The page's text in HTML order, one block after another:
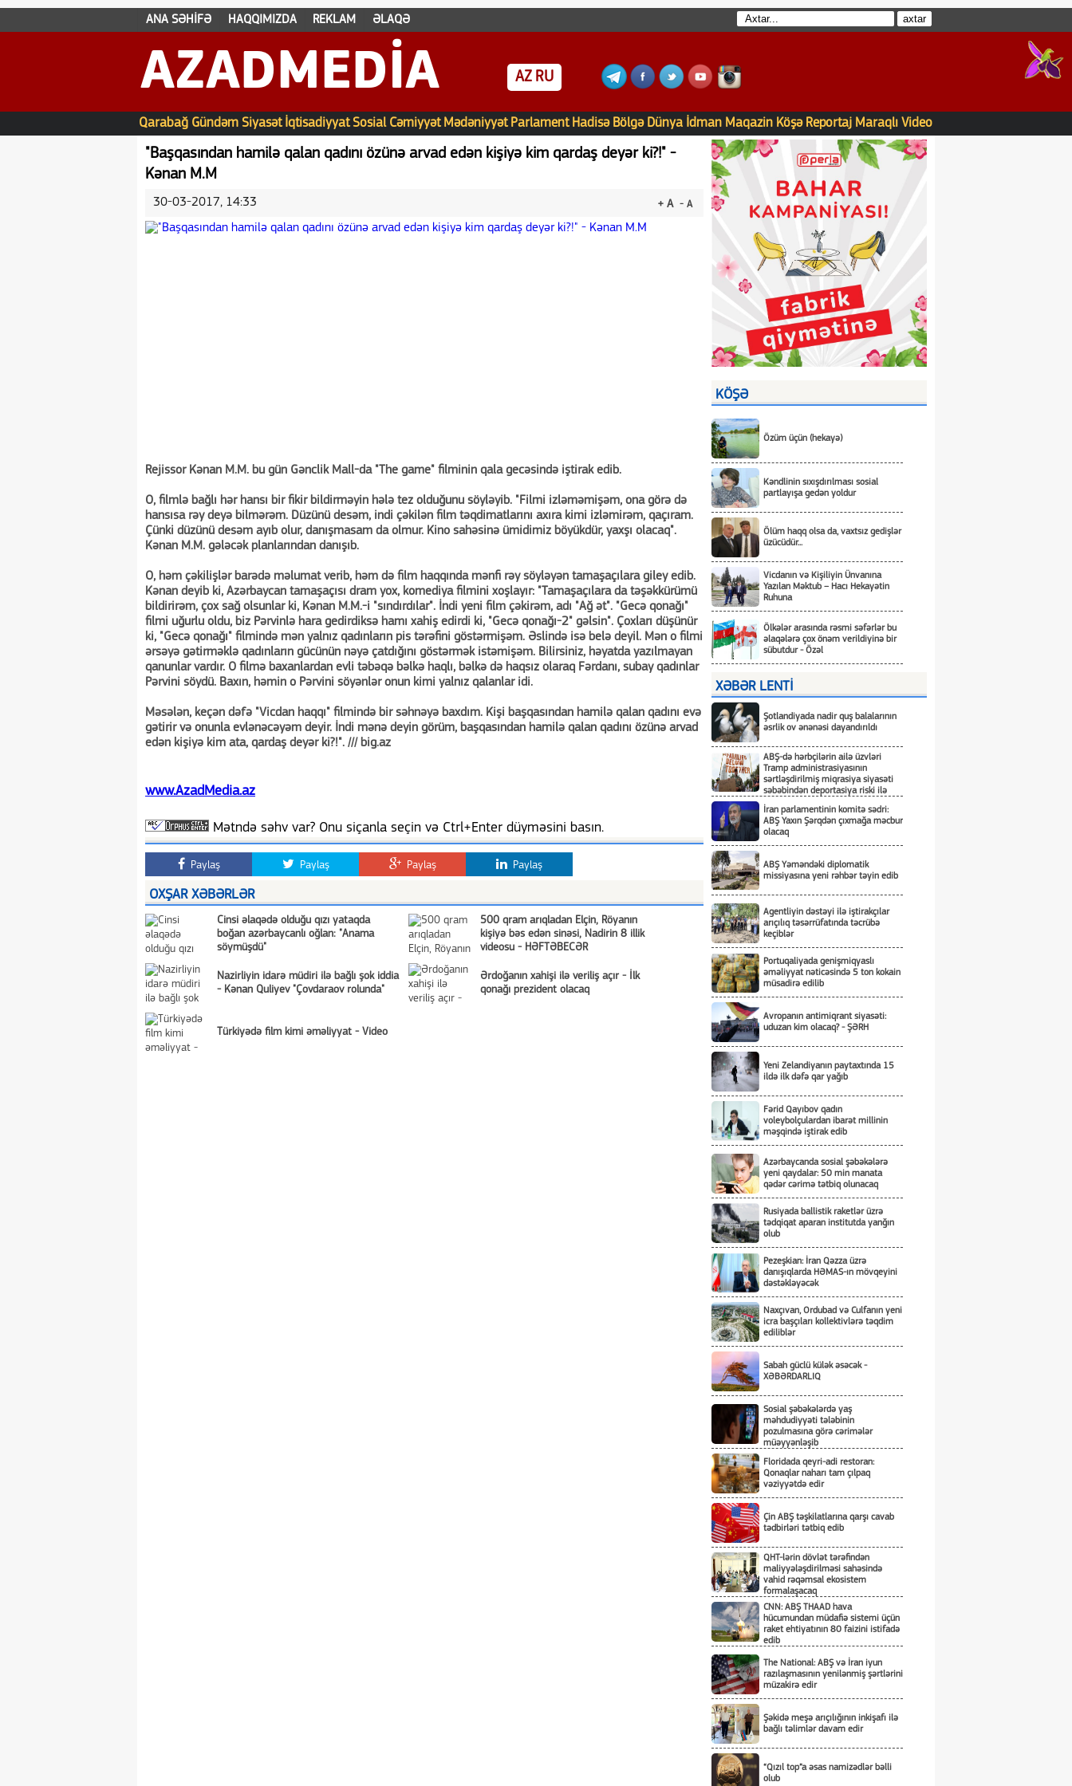
ANA SƏHİFƏ HAQQIMIZDA REKLAM ƏLAQƏ
AZADMEDIA AZ RU
Qarabağ Gündəm Siyasət İqtisadiyyat Sosial Cəmiyyət Mədəniyyət Parlament Hadisə Bölgə Dünya İdman Maqazin Köşə Reportaj Maraqlı Video
"Başqasından hamilə qalan qadını özünə arvad edən kişiyə kim qardaş deyər ki?!" -
Kənan M.M
+ A - A
30-03-2017, 14:33
Rejissor Kənan M.M. bu gün Gənclik Mall-da "The game" filminin qala gecəsində iştirak edib.
O, filmlə bağlı hər hansı bir fikir bildirməyin hələ tez olduğunu söyləyib. "Filmi izləməmişəm, ona görə də
hansısa rəy deyə bilmərəm. Düzünü desəm, indi çəkilən film təqdimatlarını axıra kimi izləmirəm, qaçıram.
Çünki düzünü desəm ayıb olur, danışmasam da olmur. Kino sahəsinə ümidimiz böyükdür, yaxşı olacaq".
Kənan M.M. gələcək planlarından danışıb.
O, həm çəkilişlər barədə məlumat verib, həm də film haqqında mənfi rəy söyləyən tamaşaçılara giley edib.
Kənan deyib ki, Azərbaycan tamaşaçısı dram yox, komediya filmini xoşlayır: "Tamaşaçılara da təşəkkürümü
bildirirəm, çox sağ olsunlar ki, Kənan M.M.-i "sındırdılar". İndi yeni film çəkirəm, adı "Ağ ət". "Gecə qonağı"
filmi uğurlu oldu, biz Pərvinlə hara gedirdiksə hamı xahiş edirdi ki, "Gecə qonağı-2" gəlsin". Çoxları düşünür
ki, "Gecə qonağı" filmində mən yalnız qadınların pis tərəfini göstərmişəm. Əslində isə belə deyil. Mən o filmi
ərsəyə gətirməklə qadınların gücünün nəyə çatdığını göstərmək istəmişəm. Bilirsiniz, həyatda yazılmayan
qanunlar vardır. O filmə baxanlardan evli təbəqə bəlkə haqlı, bəlkə də haqsız olaraq Fərdanı, subay qadınlar
Pərvini söydü. Baxın, həmin o Pərvini söyənlər onun kimi yalnız qalanlar idi.
Məsələn, keçən dəfə "Vicdan haqqı" filmində bir səhnəyə baxdım. Kişi başqasından hamilə qalan qadını evə
gətirir və onunla evlənəcəyəm deyir. İndi mənə deyin görüm, başqasından hamilə qalan qadını özünə arvad
edən kişiyə kim ata, qardaş deyər ki?!". /// big.az
www.AzadMedia.az
Mətndə səhv var? Onu siçanla seçin və Ctrl+Enter düyməsini basın.
Paylaş Paylaş Paylaş Paylaş
OXŞAR XƏBƏRLƏR
Cinsi əlaqədə olduğu qızı yataqda
boğan azərbaycanlı oğlan: "Anama
söymüşdü"
500 qram arıqladan Elçin, Röyanın
kişiyə bəs edən sinəsi, Nadirin 8 illik
videosu - HƏFTƏBECƏR
Nazirliyin idarə müdiri ilə bağlı şok iddia
- Kənan Quliyev "Çovdaraov rolunda"
Ərdoğanın xahişi ilə veriliş açır - İlk
qonağı prezident olacaq
Türkiyədə film kimi əməliyyat - Video
KÖŞƏ
Özüm üçün (hekayə)
Kəndlinin sıxışdırılması sosial
partlayışa gedən yoldur
Ölüm haqq olsa da, vaxtsız gedişlər
üzücüdür...
Vicdanın və Kişiliyin Ünvanına
Yazılan Məktub – Hacı Hekayətin
Ruhuna
Ölkələr arasında rəsmi səfərlər bu
əlaqələrə çox önəm verildiyinə bir
sübutdur - Özəl
XƏBƏR LENTİ
Şotlandiyada nadir quş balalarının
əsrlik ov ənənəsi dayandırıldı
ABŞ-də hərbçilərin ailə üzvləri
Tramp administrasiyasının
sərtləşdirilmiş miqrasiya siyasəti
səbəbindən deportasiya riski ilə
üzləşiblər
İran parlamentinin komitə sədri:
ABŞ Yaxın Şərqdən çıxmağa məcbur
olacaq
ABŞ Yəməndəki diplomatik
missiyasına yeni rəhbər təyin edib
Agentliyin dəstəyi ilə iştirakçılar
arıçılıq təsərrüfatında təcrübə
keçiblər
Portuqaliyada genişmiqyaslı
əməliyyat nəticəsində 5 ton kokain
müsadirə edilib
Avropanın antimiqrant siyasəti:
uduzan kim olacaq? - ŞƏRH
Yeni Zelandiyanın paytaxtında 15
ildə ilk dəfə qar yağıb
Fərid Qayıbov qadın
voleybolçulardan ibarət millinin
məşqində iştirak edib
Azərbaycanda sosial şəbəkələrə
yeni qaydalar: 50 min manata
qədər cərimə tətbiq olunacaq
Rusiyada ballistik raketlər üzrə
tədqiqat aparan institutda yanğın
olub
Pezeşkian: İran Qəzza üzrə
danışıqlarda HƏMAS-ın mövqeyini
dəstəkləyəcək
Naxçıvan, Ordubad və Culfanın yeni
icra başçıları kollektivlərə təqdim
ediliblər
Sabah güclü külək əsəcək -
XƏBƏRDARLIQ
Sosial şəbəkələrdə yaş
məhdudiyyəti tələbinin
pozulmasına görə cərimələr
müəyyənləşib
Floridada qeyri-adi restoran:
Qonaqlar naharı tam çılpaq
vəziyyətdə edir
Çin ABŞ təşkilatlarına qarşı cavab
tədbirləri tətbiq edib
QHT-lərin dövlət tərəfindən
maliyyələşdirilməsi sahəsində
vahid rəqəmsal ekosistem
formalaşacaq
CNN: ABŞ THAAD hava
hücumundan müdafiə sistemi üçün
raket ehtiyatının 80 faizini istifadə
edib
The National: ABŞ və İran iyun
razılaşmasının yenilənmiş şərtlərini
müzakirə edir
Şəkidə meşə arıçılığının inkişafı ilə
bağlı təlimlər davam edir
“Qızıl top”a əsas namizədlər bəlli
olub